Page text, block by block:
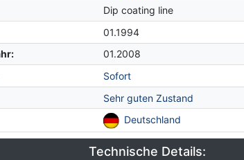
Dip coating line
01.1994
:
01.2008
Sofort
Sehr guten Zustand
Deutschland
Technische Details: